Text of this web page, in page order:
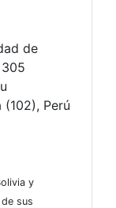
de
Perú
y
sus